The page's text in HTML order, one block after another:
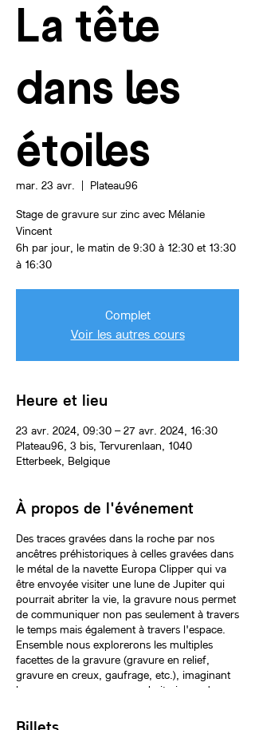
La tête
dans les
étoiles
mar. 23 avr. Plateau96
Stage de gravure sur zinc avec Mélanie
Vincent
6h par jour, le matin de 9:30 à 12:30 et 13:30
à 16:30
Complet
Voir les autres cours
Heure et lieu
23 avr. 2024, 09:30 – 27 avr. 2024, 16:30
Plateau96, 3 bis, Tervurenlaan, 1040
Etterbeek, Belgique
À propos de l'événement
Des traces gravées dans la roche par nos
ancêtres préhistoriques à celles gravées dans
le métal de la navette Europa Clipper qui va
être envoyée visiter une lune de Jupiter qui
pourrait abriter la vie, la gravure nous permet
de communiquer non pas seulement à travers
le temps mais également à travers l'espace.
Ensemble nous explorerons les multiples
facettes de la gravure (gravure en relief,
gravure en creux, gaufrage, etc.), imaginant
les messages que nous souhaiterions adresser